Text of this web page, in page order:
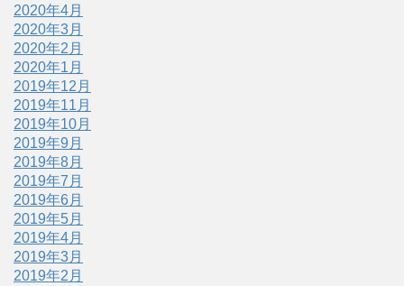
2020年4月
2020年3月
2020年2月
2020年1月
2019年12月
2019年11月
2019年10月
2019年9月
2019年8月
2019年7月
2019年6月
2019年5月
2019年4月
2019年3月
2019年2月